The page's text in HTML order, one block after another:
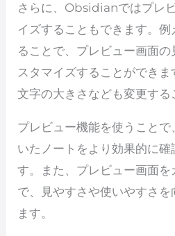
さらに、Obsidianではプレ
イズすることもできます。
ることで、プレビュー画面
スタマイズすることができ
文字の大きさなども変更する
プレビュー機能を使うこと
いたノートをより効果的に確
す。また、プレビュー画面を
で、見やすさや使いやすさを
ます。